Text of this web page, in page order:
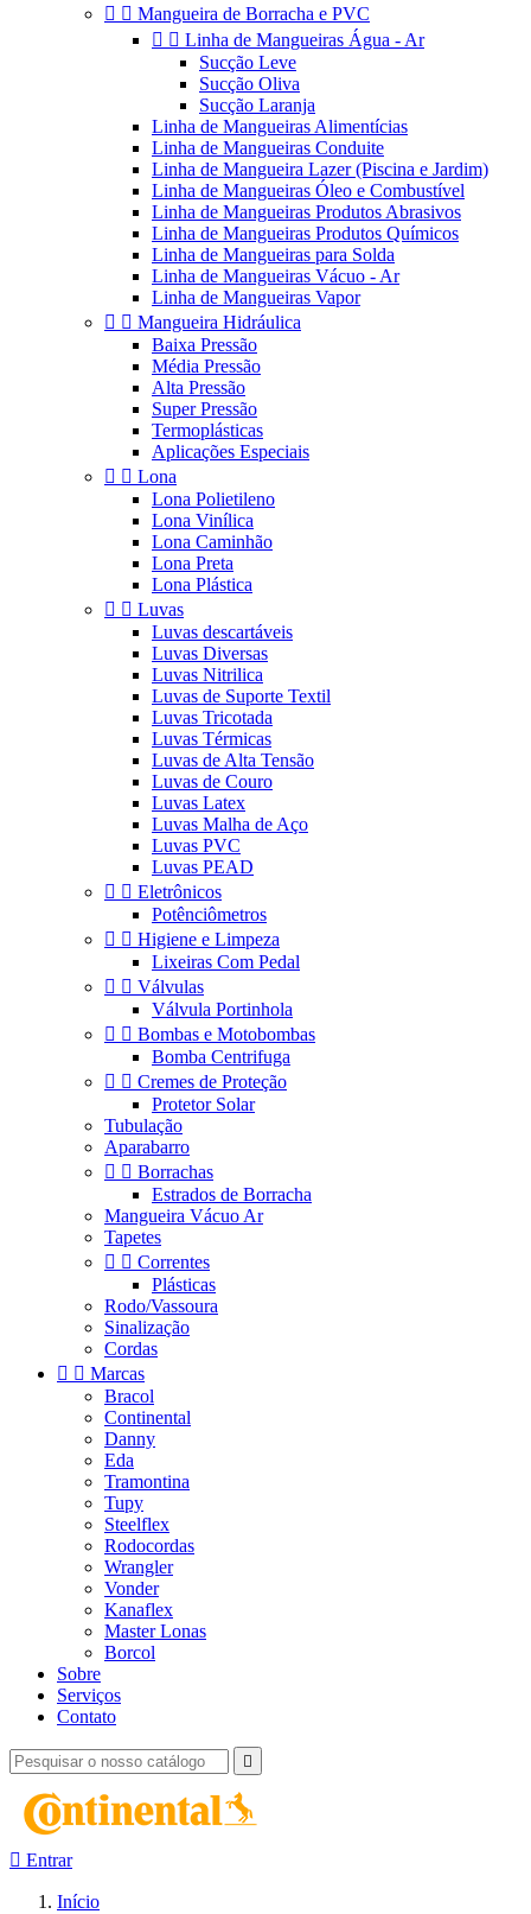
  Mangueira de Borracha e PVC
  Linha de Mangueiras Água - Ar
Sucção Leve
Sucção Oliva
Sucção Laranja
Linha de Mangueiras Alimentícias
Linha de Mangueiras Conduite
Linha de Mangueira Lazer (Piscina e Jardim)
Linha de Mangueiras Óleo e Combustível
Linha de Mangueiras Produtos Abrasivos
Linha de Mangueiras Produtos Químicos
Linha de Mangueiras para Solda
Linha de Mangueiras Vácuo - Ar
Linha de Mangueiras Vapor
  Mangueira Hidráulica
Baixa Pressão
Média Pressão
Alta Pressão
Super Pressão
Termoplásticas
Aplicações Especiais
  Lona
Lona Polietileno
Lona Vinílica
Lona Caminhão
Lona Preta
Lona Plástica
  Luvas
Luvas descartáveis
Luvas Diversas
Luvas Nitrilica
Luvas de Suporte Textil
Luvas Tricotada
Luvas Térmicas
Luvas de Alta Tensão
Luvas de Couro
Luvas Latex
Luvas Malha de Aço
Luvas PVC
Luvas PEAD
  Eletrônicos
Potênciômetros
  Higiene e Limpeza
Lixeiras Com Pedal
  Válvulas
Válvula Portinhola
  Bombas e Motobombas
Bomba Centrifuga
  Cremes de Proteção
Protetor Solar
Tubulação
Aparabarro
  Borrachas
Estrados de Borracha
Mangueira Vácuo Ar
Tapetes
  Correntes
Plásticas
Rodo/Vassoura
Sinalização
Cordas
  Marcas
Bracol
Continental
Danny
Eda
Tramontina
Tupy
Steelflex
Rodocordas
Wrangler
Vonder
Kanaflex
Master Lonas
Borcol
Sobre
Serviços
Contato

 Entrar
Início